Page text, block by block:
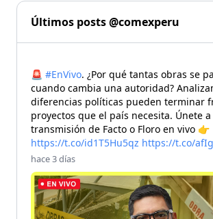
Últimos posts @comexperu
🚨 #EnVivo. ¿Por qué tantas obras se
cuando cambia una autoridad?
diferencias políticas pueden terminar
proyectos que el país necesita. Únete a
transmisión de Facto o Floro en vivo 👉
https://t.co/id1T5Hu5qz https://t.co/
hace 3 días